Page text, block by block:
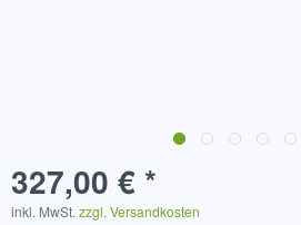
327,00 € *
inkl. MwSt. zzgl. Versandkosten